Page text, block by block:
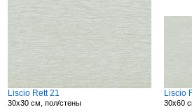
Liscio Rett 21
30x30 см, пол/стены
Liscio
30x60